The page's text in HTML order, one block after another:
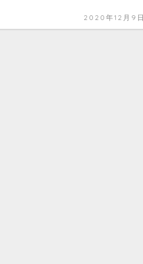
2020年12月9